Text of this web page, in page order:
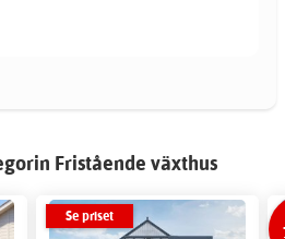
Fristående växthus
Se priset